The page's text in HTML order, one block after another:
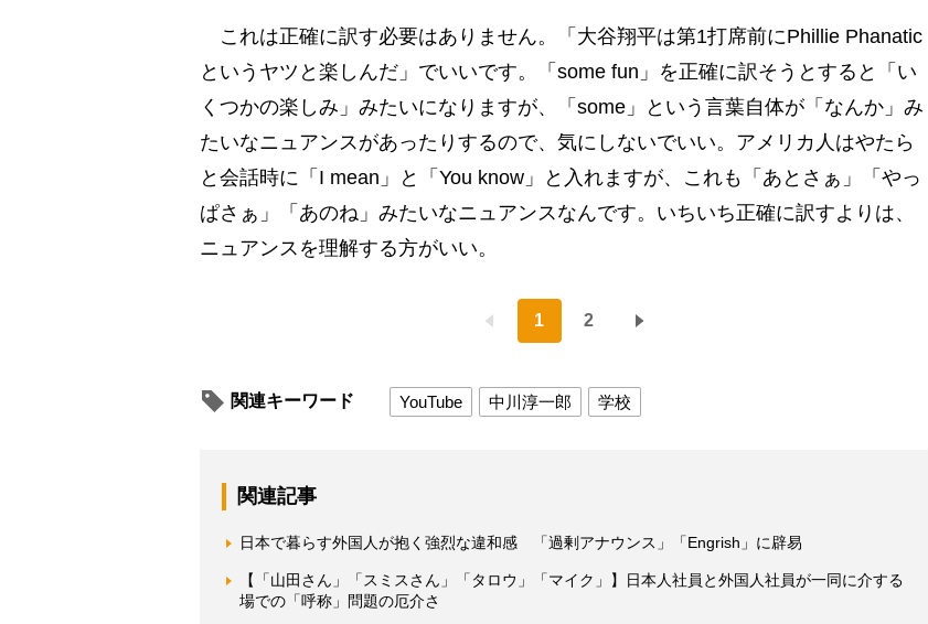
これは正確に訳す必要はありません。「大谷翔平は第1打席前にPhillie Phanatic
というヤツと楽しんだ」でいいです。「some fun」を正確に訳そうとすると「い
くつかの楽しみ」みたいになりますが、「some」という言葉自体が「なんか」み
たいなニュアンスがあったりするので、気にしないでいい。アメリカ人はやたら
と会話時に「I mean」と「You know」と入れますが、これも「あとさぁ」「やっ
ぱさぁ」「あのね」みたいなニュアンスなんです。いちいち正確に訳すよりは、
ニュアンスを理解する方がいい。
1 2
関連キーワード YouTube 中川淳一郎 学校
関連記事
日本で暮らす外国人が抱く強烈な違和感 「過剰アナウンス」「Engrish」に辟易
【「山田さん」「スミスさん」「タロウ」「マイク」】日本人社員と外国人社員が一同に介する
場での「呼称」問題の厄介さ